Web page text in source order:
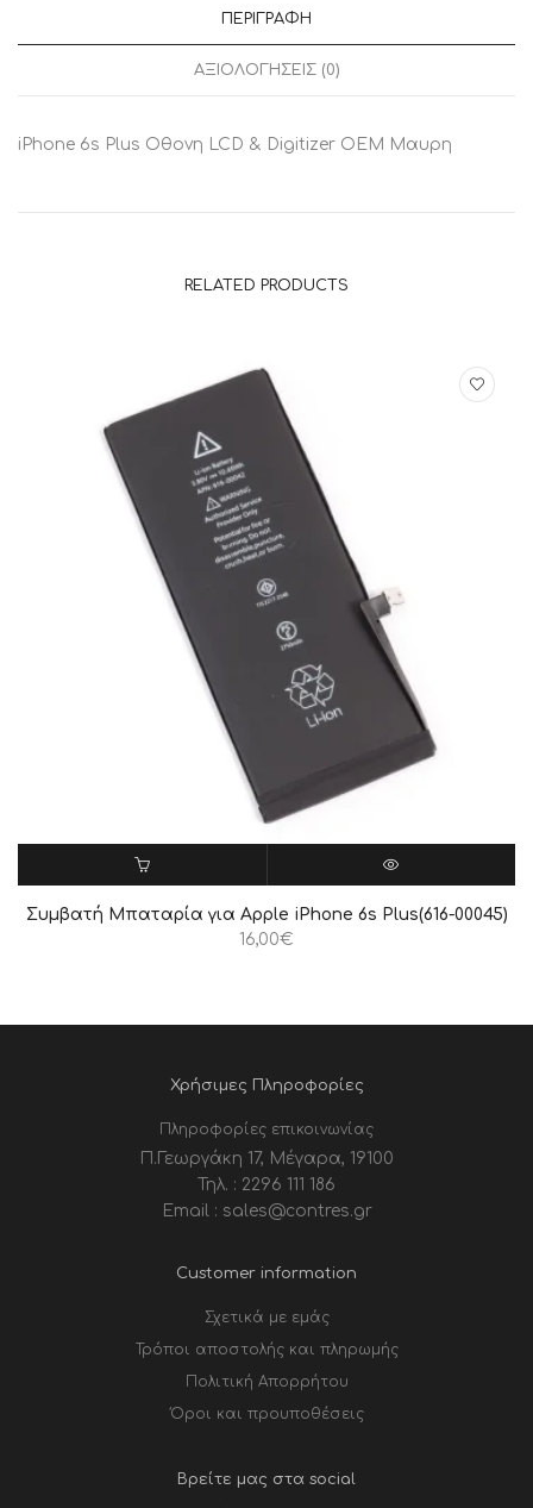
ΠΕΡΙΓΡΑΦΉ
ΑΞΙΟΛΟΓΉΣΕΙΣ (0)
iPhone 6s Plus Οθονη LCD & Digitizer OEM Μαυρη
RELATED PRODUCTS
ΠΡΟΣΘΉΚΗ ΣΤΟ ΚΑΛΆΘΙ QUICK VIEW
Συμβατή Μπαταρία για Apple iPhone 6s Plus(616-00045)
16,00€
Χρήσιμες Πληροφορίες
Πληροφορίες επικοινωνίας
Π.Γεωργάκη 17, Μέγαρα, 19100
Τηλ. : 2296 111 186
Email : sales@contres.gr
Customer information
Σχετικά με εμάς
Τρόποι αποστολής και πληρωμής
Πολιτική Απορρήτου
Όροι και προυποθέσεις
Βρείτε μας στα social